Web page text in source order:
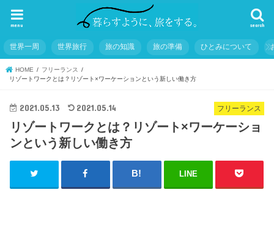
search
menu
世界一周 世界旅行 旅の知識 旅の準備 ひとみについて
HOME
フリーランス
リゾートワークとは？リゾート×ワーケーションという新しい働き方
フリーランス
2021.05.13 2021.05.14
リゾートワークとは？リゾート×ワーケーショ
ンという新しい働き方
LINE